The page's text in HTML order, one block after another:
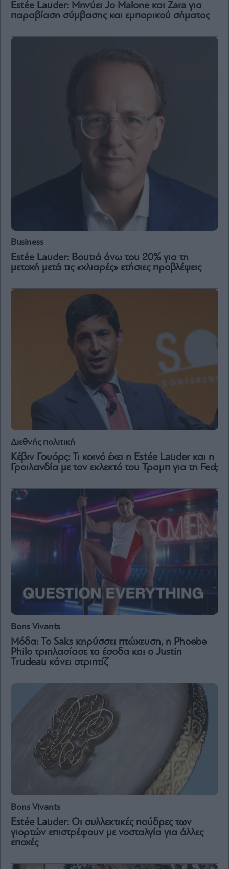
and
Terms
of
Service
Estée Lauder: Mηνύει Jo Malone και Zara για
παραβίαση σύμβασης και εμπορικού σήματος
Business
Estée Lauder: Βουτιά άνω του 20% για τη
μετοχή μετά τις «χλιαρές» ετήσιες προβλέψεις
Διεθνής πολιτική
Κέβιν Γουόρς: Τι κοινό έχει η Estée Lauder και η
Γροιλανδία με τον εκλεκτό του Τραμπ για τη Fed;
Bons Vivants
Μόδα: Το Saks κηρύσσει πτώχευση, η Phoebe
Philo τριπλασίασε τα έσοδα και ο Justin
Trudeau κάνει στριπτίζ
Bons Vivants
Estée Lauder: Οι συλλεκτικές πούδρες των
γιορτών επιστρέφουν με νοσταλγία για άλλες
εποχές